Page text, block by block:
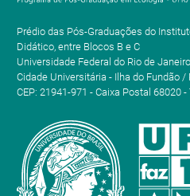
Prédio das Pós-Graduações do
Didático, entre Blocos B e C
Universidade Federal do Rio de
Cidade Universitária - Ilha do Fundão /
CEP: 21941-971 - Caixa Postal 68020 -